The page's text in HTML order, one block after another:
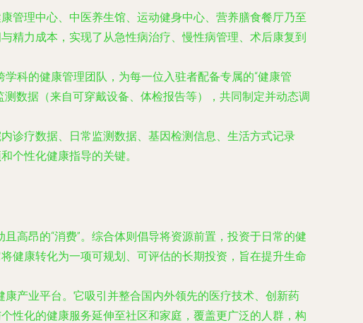
管理中心、中医养生馆、运动健身中心、营养膳食餐厅乃至
精力成本，实现了从急性病治疗、慢性病管理、术后康复到
科的健康管理团队，为每一位入驻者配备专属的“健康管
数据（来自可穿戴设备、体检报告等），共同制定并动态调
诊疗数据、日常监测数据、基因检测信息、生活方式记录
个性化健康指导的关键。
高昂的“消费”。综合体则倡导将资源前置，投资于日常的健
健康转化为一项可规划、可评估的长期投资，旨在提升生命
产业平台。它吸引并整合国内外领先的医疗技术、创新药
性化的健康服务延伸至社区和家庭，覆盖更广泛的人群，构